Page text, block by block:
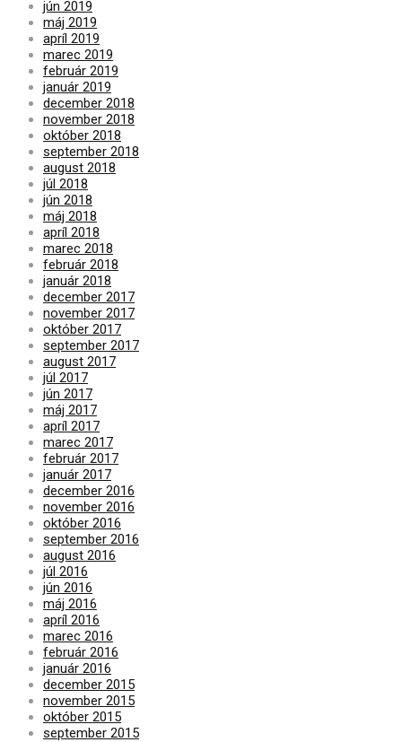
jún 2019
máj 2019
apríl 2019
marec 2019
február 2019
január 2019
december 2018
november 2018
október 2018
september 2018
august 2018
júl 2018
jún 2018
máj 2018
apríl 2018
marec 2018
február 2018
január 2018
december 2017
november 2017
október 2017
september 2017
august 2017
júl 2017
jún 2017
máj 2017
apríl 2017
marec 2017
február 2017
január 2017
december 2016
november 2016
október 2016
september 2016
august 2016
júl 2016
jún 2016
máj 2016
apríl 2016
marec 2016
február 2016
január 2016
december 2015
november 2015
október 2015
september 2015